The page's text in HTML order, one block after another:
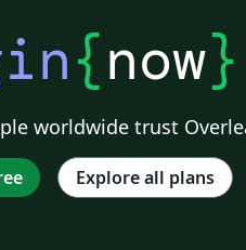
{now}
worldwide trust
Explore all plans